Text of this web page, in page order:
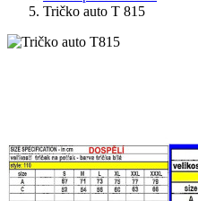
Tričko auto T 815